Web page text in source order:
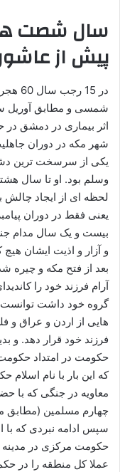
سال شصت
پیش از
شهر مکه در دوران
یکی از سرسخت ترین
وسلم بود. او تا سال
لحظه ای از ایجاد چالش
یعنی فقط در دوران
بیست و یک سال مدام
و آزار و اذیت ایشان
بعد از فتح مکه و چیره
آرام فرزند خود را
گروه خود داشت
هایی از اردن و عراق و
فرزند خود قرار دهد. و
حکومت در امتداد حکومت
که این بار با نام
معاویه در جنگی که با
چهارم مسلمین (مطابق
سپس ادامه نبردی که با
حکومت مرکزی در مدینه
عملا کل منطقه را در